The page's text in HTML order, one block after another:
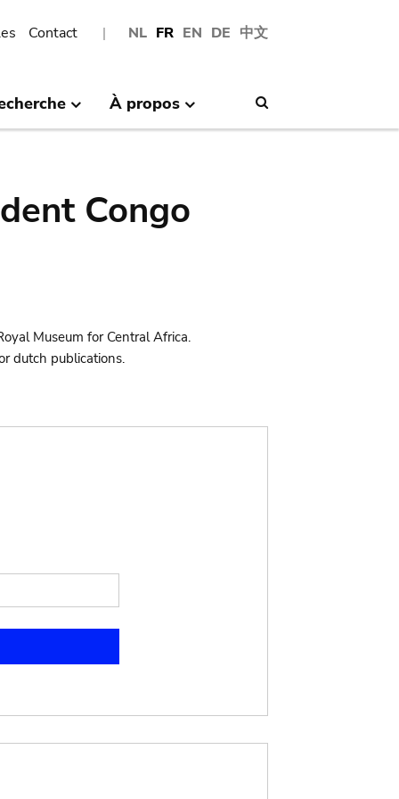
NL FR EN DE 中文
Contact
À propos
Congo
Museum for Central Africa.
dutch publications.